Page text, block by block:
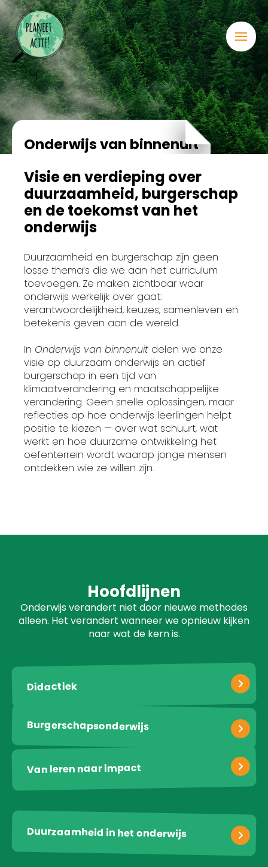
Onderwijs van binnenuit
Visie en verdieping over
duurzaamheid, burgerschap
en de toekomst van het
onderwijs
Duurzaamheid en burgerschap zijn geen
losse thema’s die we aan het curriculum
toevoegen. Ze maken zichtbaar waar
onderwijs werkelijk over gaat:
verantwoordelijkheid, keuzes, samenleven en
betekenis geven aan de wereld.
In Onderwijs van binnenuit delen we onze
visie op duurzaam onderwijs en actief
burgerschap in een tijd van
klimaatverandering en maatschappelijke
verandering. Geen snelle oplossingen, maar
reflecties op hoe onderwijs leerlingen helpt
positie te kiezen — over wat schuurt, wat
werkt en hoe duurzame ontwikkeling het
oefenterrein wordt waarop jonge mensen
ontdekken wie ze willen zijn.
Hoofdlijnen
Onderwijs verandert niet door nieuwe methodes
alleen. Het verandert wanneer we opnieuw kijken
naar wat de kern is.
Didactiek
Burgerschapsonderwijs
Van leren naar impact
Duurzaamheid in het onderwijs